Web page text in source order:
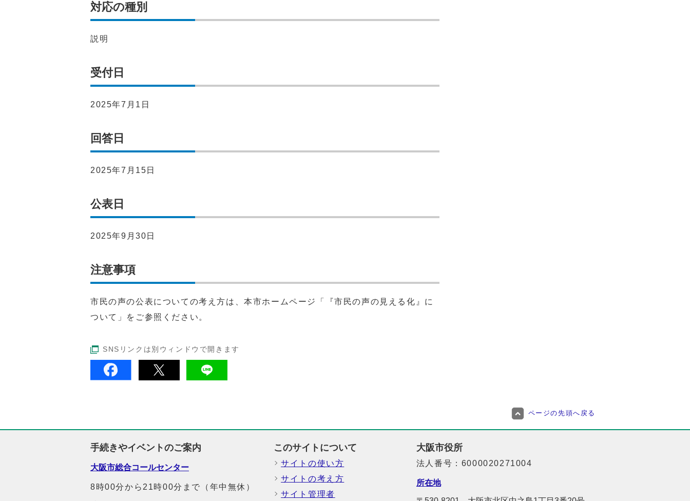
対応の種別
説明
受付日
2025年7月1日
回答日
2025年7月15日
公表日
2025年9月30日
注意事項
市民の声の公表についての考え方は、本市ホームページ「『市民の声の見える化』に
ついて」をご参照ください。
SNSリンクは別ウィンドウで開きます
ページの先頭へ戻る
手続きやイベントのご案内
大阪市総合コールセンター
8時00分から21時00分まで（年中無休）
このサイトについて
サイトの使い方
サイトの考え方
サイト管理者
大阪市役所
法人番号：6000020271004
所在地